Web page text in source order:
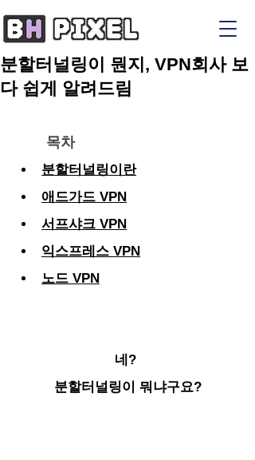
분할터널링이 뭔지, VPN회사 보
다 쉽게 알려드림
목차
분할터널링이란
애드가드 VPN
서프샤크 VPN
익스프레스 VPN
노드 VPN
네?
분할터널링이 뭐냐구요?